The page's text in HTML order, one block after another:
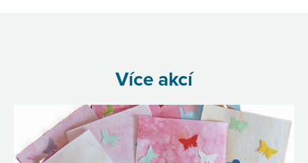
Více akcí